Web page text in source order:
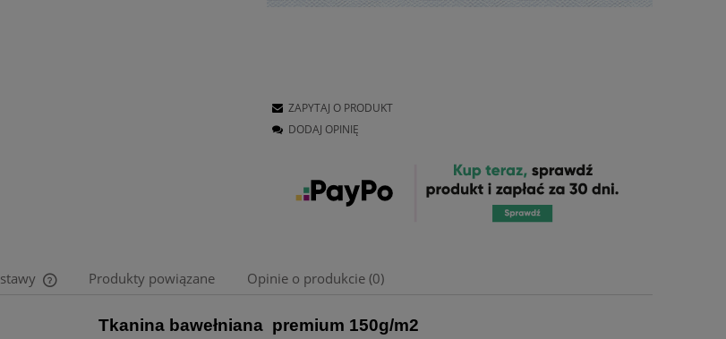
ZAPYTAJ O PRODUKT
DODAJ OPINIĘ
Cena nie zawiera ewentualnych kosztów
Produkty powiązane Opinie o produkcie (0)
Tkanina bawełniana premium 150g/m2